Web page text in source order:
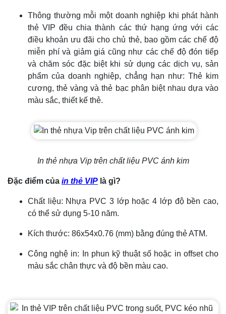
Thông thường mỗi một doanh nghiệp khi phát hành
thẻ VIP đều chia thành các thứ hạng ứng với các
điều khoản ưu đãi cho chủ thẻ, bao gồm các chế độ
miễn phí và giảm giá cũng như các chế độ đón tiếp
và chăm sóc đặc biệt khi sử dụng các dịch vụ, sản
phẩm của doanh nghiệp, chẳng hạn như: Thẻ kim
cương, thẻ vàng và thẻ bạc phân biệt nhau dựa vào
màu sắc, thiết kế thẻ.
In thẻ nhựa Vip trên chất liệu PVC ánh kim
Đặc điểm của in thẻ VIP là gì?
Chất liệu: Nhựa PVC 3 lớp hoặc 4 lớp độ bền cao,
có thể sử dụng 5-10 năm.
Kích thước: 86x54x0.76 (mm) bằng đúng thẻ ATM.
Công nghệ in: In phun kỹ thuật số hoặc in offset cho
màu sắc chân thực và độ bền màu cao.